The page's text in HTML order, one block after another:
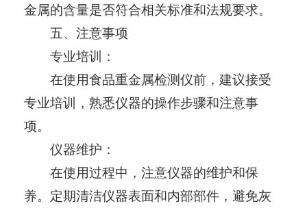
金属的含量是否符合相关标准和法规要求。
五、注意事项
专业培训：
在使用食品重金属检测仪前，建议接受
专业培训，熟悉仪器的操作步骤和注意事
项。
仪器维护：
在使用过程中，注意仪器的维护和保
养。定期清洁仪器表面和内部部件，避免灰